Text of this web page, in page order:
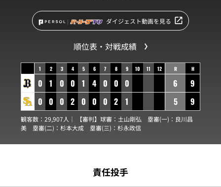
ダイジェスト動画を見る
順位表・対戦成績
1 2 3 4 5 6 7 8 9 10 11 12
0 1 0 0 1 4 0 0 0
0 0 0 2 0 0 0 2 1
R H
6
9
5
9
観客数：29,907人｜ 【審判】球審： 土山剛弘 塁審(一)： 良川昌
美 塁審(二)： 杉本大成 塁審(三)： 杉永政信
責任投手